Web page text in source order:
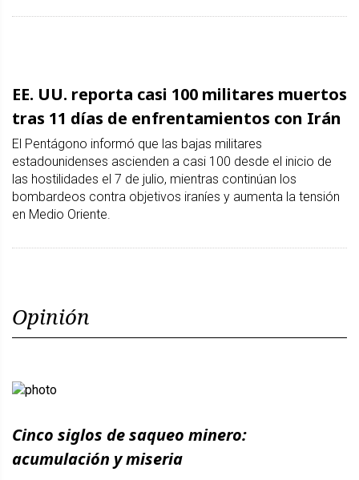
EE. UU. reporta casi 100 militares muertos
tras 11 días de enfrentamientos con Irán
El Pentágono informó que las bajas militares
estadounidenses ascienden a casi 100 desde el inicio de
las hostilidades el 7 de julio, mientras continúan los
bombardeos contra objetivos iraníes y aumenta la tensión
en Medio Oriente.
Opinión
Cinco siglos de saqueo minero:
acumulación y miseria